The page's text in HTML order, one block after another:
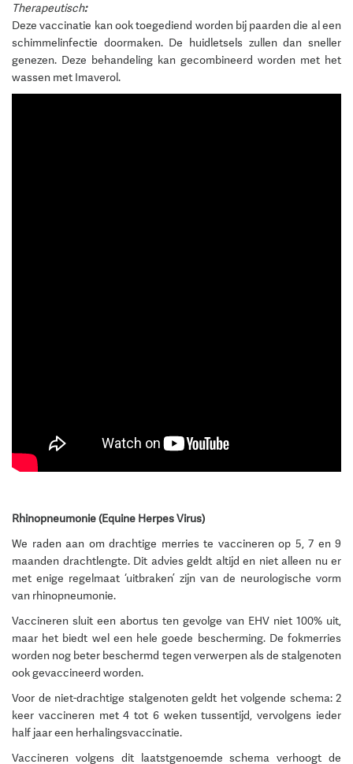
Therapeutisch:
Deze vaccinatie kan ook toegediend worden bij paarden die al een
schimmelinfectie doormaken. De huidletsels zullen dan sneller
genezen. Deze behandeling kan gecombineerd worden met het
wassen met Imaverol.
Rhinopneumonie (Equine Herpes Virus)
We raden aan om drachtige merries te vaccineren op 5, 7 en 9
maanden drachtlengte. Dit advies geldt altijd en niet alleen nu er
met enige regelmaat ‘uitbraken’ zijn van de neurologische vorm
van rhinopneumonie.
Vaccineren sluit een abortus ten gevolge van EHV niet 100% uit,
maar het biedt wel een hele goede bescherming. De fokmerries
worden nog beter beschermd tegen verwerpen als de stalgenoten
ook gevaccineerd worden.
Voor de niet-drachtige stalgenoten geldt het volgende schema: 2
keer vaccineren met 4 tot 6 weken tussentijd, vervolgens ieder
half jaar een herhalingsvaccinatie.
Vaccineren volgens dit laatstgenoemde schema verhoogt de